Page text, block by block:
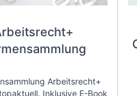
Arbeitsrecht+
Inklusive E-Book